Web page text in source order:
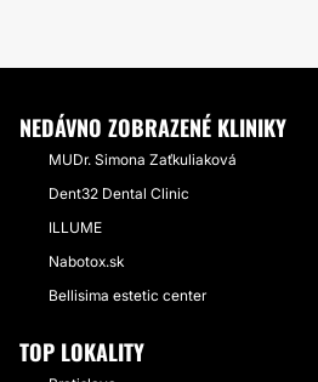
NEDÁVNO ZOBRAZENÉ KLINIKY
MUDr. Simona Zaťkuliaková
Dent32 Dental Clinic
ILLUME
Nabotox.sk
Bellisima estetic center
TOP LOKALITY